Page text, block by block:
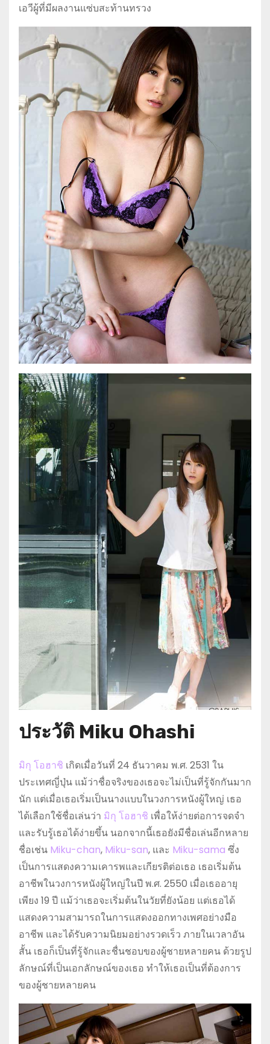
เอวีผู้ที่มีผลงานแซ่บสะท้านทรวง
ประวัติ Miku Ohashi
มิกุ โอฮาชิ เกิดเมื่อวันที่ 24 ธันวาคม พ.ศ. 2531 ใน
ประเทศญี่ปุ่น แม้ว่าชื่อจริงของเธอจะไม่เป็นที่รู้จักกันมาก
นัก แต่เมื่อเธอเริ่มเป็นนางแบบในวงการหนังผู้ใหญ่ เธอ
ได้เลือกใช้ชื่อเล่นว่า มิกุ โอฮาชิ เพื่อให้ง่ายต่อการจดจำ
และรับรู้เธอได้ง่ายขึ้น นอกจากนี้เธอยังมีชื่อเล่นอีกหลาย
ชื่อเช่น Miku-chan, Miku-san, และ Miku-sama ซึ่ง
เป็นการแสดงความเคารพและเกียรติต่อเธอ เธอเริ่มต้น
อาชีพในวงการหนังผู้ใหญ่ในปี พ.ศ. 2550 เมื่อเธออายุ
เพียง 19 ปี แม้ว่าเธอจะเริ่มต้นในวัยที่ยังน้อย แต่เธอได้
แสดงความสามารถในการแสดงออกทางเพศอย่างมือ
อาชีพ และได้รับความนิยมอย่างรวดเร็ว ภายในเวลาอัน
สั้น เธอก็เป็นที่รู้จักและชื่นชอบของผู้ชายหลายคน ด้วยรูป
ลักษณ์ที่เป็นเอกลักษณ์ของเธอ ทำให้เธอเป็นที่ต้องการ
ของผู้ชายหลายคน